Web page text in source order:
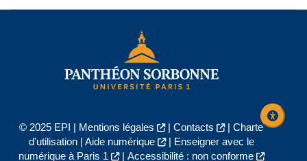
© 2025 EPI | Mentions légales | Contacts | Charte
d'utilisation| Aide numérique |
Enseigner avec le
numérique à Paris 1
| Accessibilité : non conforme